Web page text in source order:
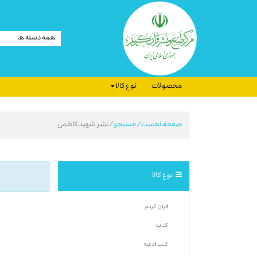
همه دسته ها
محصولات نوع کالا
صفحه نخست/جستجو/نشر شهید کاظمی
نوع کالا
قرآن کریم
کتاب
کتب ادعیه